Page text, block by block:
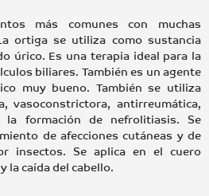
más comunes con muchas
ortiga se utiliza como sustancia
úrico. Es una terapia ideal para la
biliares. También es un agente
muy bueno. También se utiliza
vasoconstrictora, antirreumática,
la formación de nefrolitiasis. Se
de afecciones cutáneas y de
insectos. Se aplica en el cuero
la caída del cabello.